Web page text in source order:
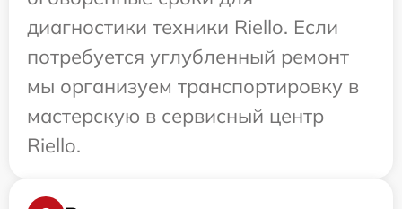
диагностики техники Riello. Если
потребуется углубленный ремонт
мы организуем транспортировку в
мастерскую в сервисный центр
Riello.